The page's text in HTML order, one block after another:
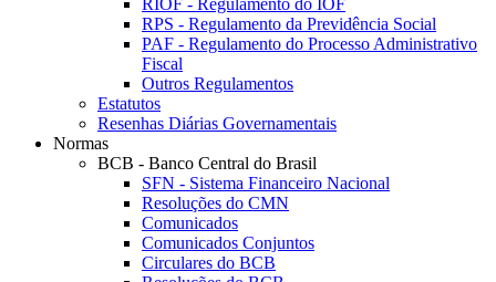
RIOF - Regulamento do IOF
RPS - Regulamento da Previdência Social
PAF - Regulamento do Processo Administrativo
Fiscal
Outros Regulamentos
Estatutos
Resenhas Diárias Governamentais
Normas
BCB - Banco Central do Brasil
SFN - Sistema Financeiro Nacional
Resoluções do CMN
Comunicados
Comunicados Conjuntos
Circulares do BCB